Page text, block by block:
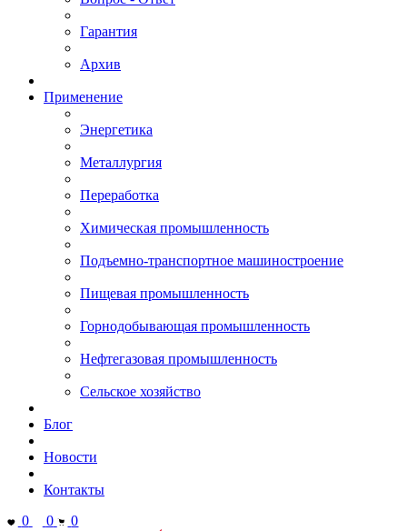
Гарантия
Архив
Применение
Энергетика
Металлургия
Переработка
Химическая промышленность
Подъемно-транспортное машиностроение
Пищевая промышленность
Горнодобывающая промышленность
Нефтегазовая промышленность
Сельское хозяйство
Блог
Новости
Контакты
0
0 0